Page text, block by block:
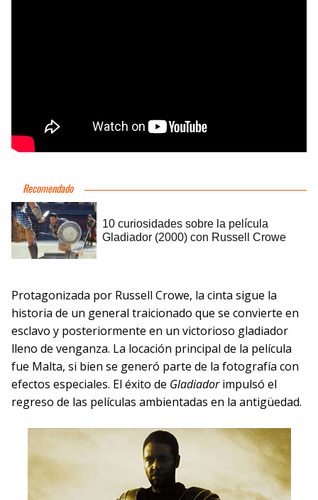
Protagonizada por Russell Crowe, la cinta sigue la
historia de un general traicionado que se convierte en
esclavo y posteriormente en un victorioso gladiador
lleno de venganza. La locación principal de la película
fue Malta, si bien se generó parte de la fotografía con
efectos especiales. El éxito de Gladiadorimpulsó el
regreso de las películas ambientadas en la antigüedad.